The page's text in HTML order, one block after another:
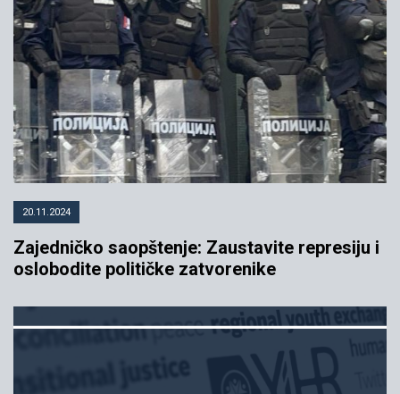
20.11.2024
Zajedničko saopštenje: Zaustavite represiju i
oslobodite političke zatvorenike